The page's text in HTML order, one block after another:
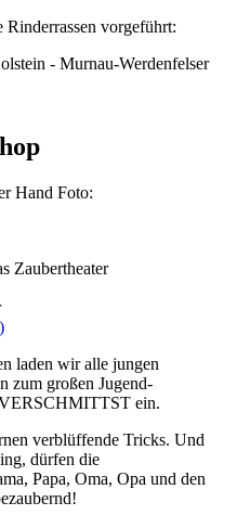
vorgeführt:
- Murnau-Werdenfelser
Foto:
Zaubertheater
laden wir alle jungen
zum großen Jugend-
ein.
verblüffende Tricks. Und
, dürfen die
Papa, Oma, Opa und den